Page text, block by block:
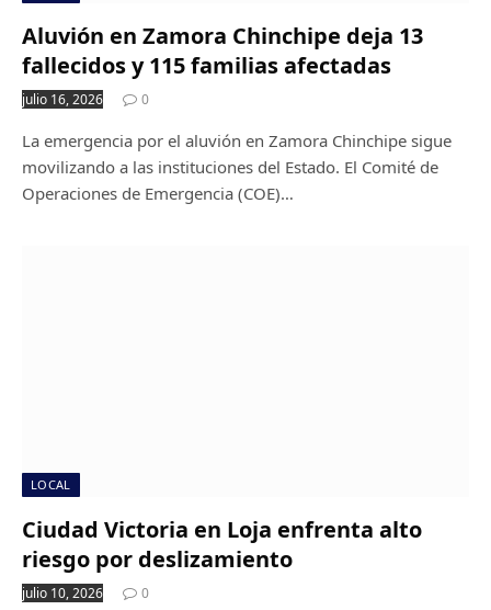
Aluvión en Zamora Chinchipe deja 13
fallecidos y 115 familias afectadas
julio 16, 2026 0
La emergencia por el aluvión en Zamora Chinchipe sigue
movilizando a las instituciones del Estado. El Comité de
Operaciones de Emergencia (COE)…
LOCAL
Ciudad Victoria en Loja enfrenta alto
riesgo por deslizamiento
julio 10, 2026 0